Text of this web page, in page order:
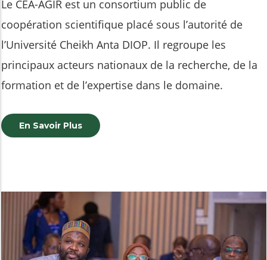
Le CEA-AGIR est un consortium public de
coopération scientifique placé sous l’autorité de
l’Université Cheikh Anta DIOP. Il regroupe les
principaux acteurs nationaux de la recherche, de la
formation et de l’expertise dans le domaine.
En Savoir Plus
Les missions du Comité Consultatif Scientifique
International sont de :
-fournir des conseils et des commentaires sur les
activités d’éducation et de recherche du Centre
Les missions du Comité Consultatif Sectoriel sont de
:
- fournir des conseils et des suggestions sur les
activités d'éducation et de recherche du centre
proposé.
En Savoir Plus
Le Comité Directeur joue le rôle de conseil et veille
au suivi de la mise en œuvre par le Centre du plan
de travail et des décisions du Comité national de
pilotage des Centres d’Excellence africains (CEA).